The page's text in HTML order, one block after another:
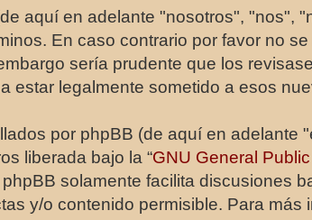
aquí en adelante "nosotros", "nos",
En caso contrario por favor no
sería prudente que los
estar legalmente sometido a esos
por phpBB (de aquí en
liberada bajo la “GNU General
solamente facilita discusiones
y/o contenido permisible. Para más